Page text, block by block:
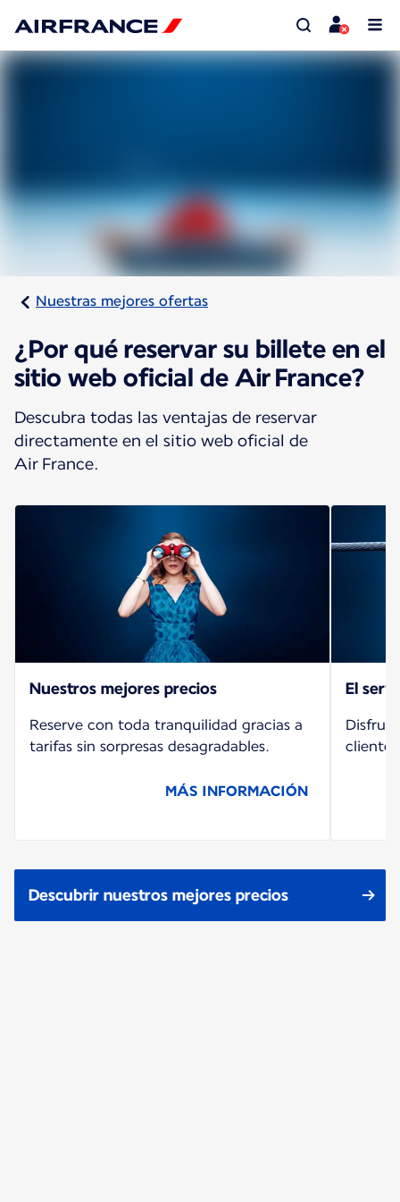
Nuestras mejores ofertas
¿Por qué reservar su billete en el
sitio web oficial de Air France?
Descubra todas las ventajas de reservar
directamente en el sitio web oficial de
Air France.
Nuestros mejores precios
Reserve con toda tranquilidad gracias a
tarifas sin sorpresas desagradables.
MÁS INFORMACIÓN
El
cliente
Descubrir nuestros mejores precios